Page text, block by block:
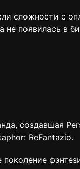
сложности с
не появилась в
создавшая
ReFantazio.
поколение